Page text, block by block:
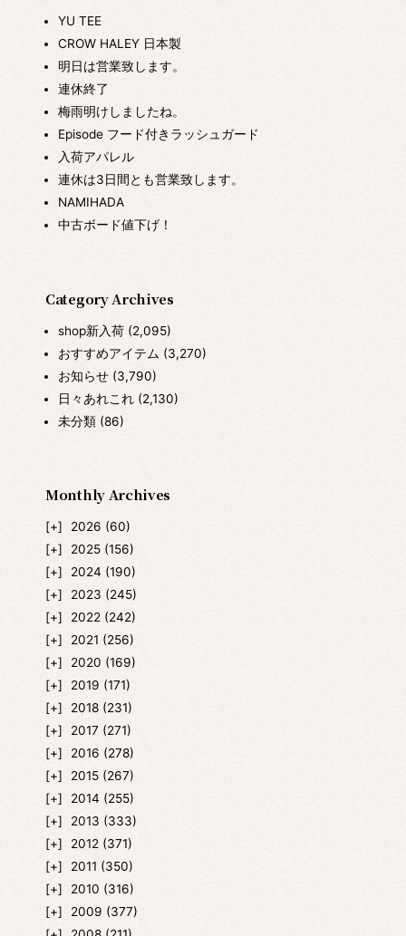
YU TEE
CROW HALEY 日本製
明日は営業致します。
連休終了
梅雨明けしましたね。
Episode フード付きラッシュガード
入荷アパレル
連休は3日間とも営業致します。
NAMIHADA
中古ボード値下げ！
Category Archives
shop新入荷(2,095)
おすすめアイテム (3,270)
お知らせ(3,790)
日々あれこれ(2,130)
未分類(86)
Monthly Archives
2026 (60)
2025 (156)
2024 (190)
2023 (245)
2022 (242)
2021 (256)
2020 (169)
2019 (171)
2018 (231)
2017 (271)
2016 (278)
2015 (267)
2014 (255)
2013 (333)
2012 (371)
2011 (350)
2010 (316)
2009 (377)